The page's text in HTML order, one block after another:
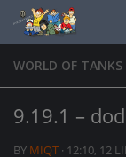
Skip to content
WORLD OF TANKS
9.19.1 –
BY MIQT · 12:10, 12